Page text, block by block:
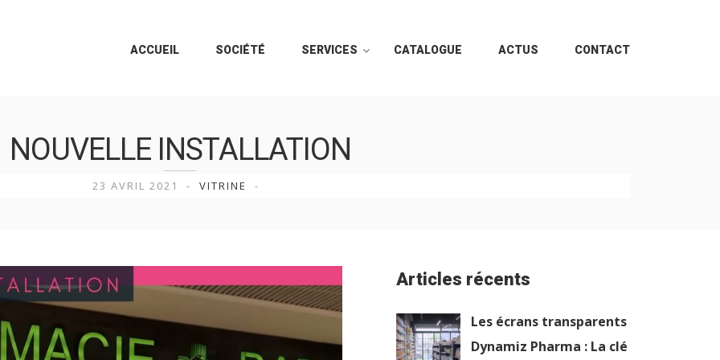
ACCUEIL SOCIÉTÉ SERVICES CATALOGUE ACTUS CONTACT
NOUVELLE INSTALLATION
23 AVRIL 2021 VITRINE
Articles récents
Les écrans transparents
Dynamiz Pharma : La clé